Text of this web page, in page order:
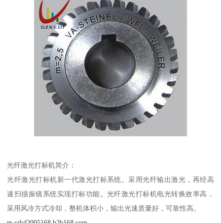
光纤激光打标机简介：
光纤激光打标机新一代激光打标系统。采用光纤输出激光，再经高
速扫描振镜系统实现打标功能。光纤激光打标机电光转换效率高，
采用风冷方式冷却，整机体积小，输出光速质量好，可靠性高。